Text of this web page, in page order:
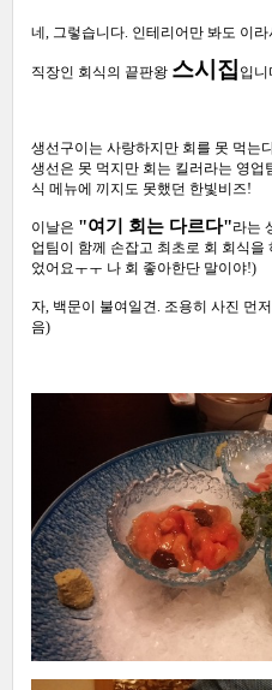
네, 그렇습니다. 인테리어만 봐도 이
직장인 회식의 끝판왕 스시집 입니
생선구이는 사랑하지만 회를 못 먹는
생선은 못 먹지만 회는 킬러라는 영업
식 메뉴에 끼지도 못했던 한빛비즈!
이날은 "여기 회는 다르다"라는
업팀이 함께 손잡고 최초로 회 회식
었어요ㅜㅜ 나 회 좋아한단 말이야!)
자, 백문이 불여일견. 조용히 사진 먼
음)